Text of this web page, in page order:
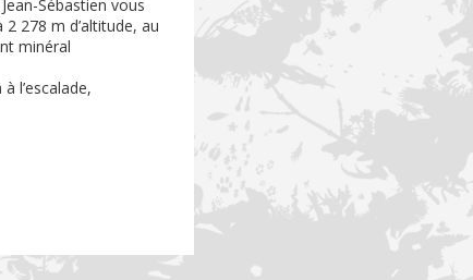
Sébastien vous
278 m d’altitude, au
minéral
l’escalade,